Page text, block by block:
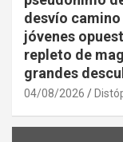
desvío
jóvenes
repleto de
grandes
04/08/2026